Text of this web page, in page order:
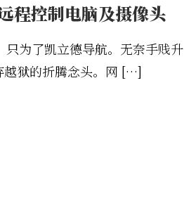
程控制电脑及摄像头
为了凯立德导航。无奈手贱升
越狱的折腾念头。网 […]